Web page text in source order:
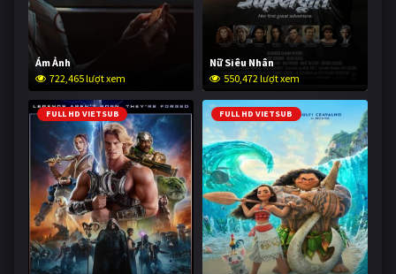
Ám Ảnh
722,465 lượt xem
Nữ Siêu Nhân
550,472 lượt xem
FULL HD VIETSUB FULL HD VIETSUB